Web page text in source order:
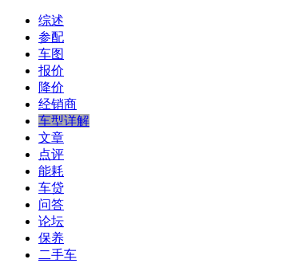
综述
参配
车图
报价
降价
经销商
车型详解
文章
点评
能耗
车贷
问答
论坛
保养
二手车